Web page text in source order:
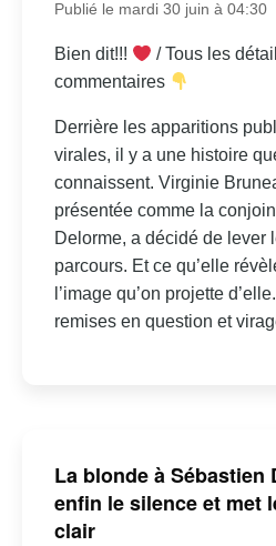
Publié le mardi 30 juin à 04:30
Bien dit!!!
/ Tous les
commentaires
Derrière les apparitions
virales, il y a une histoire
connaissent. Virginie
présentée comme la
Delorme, a décidé de lever
parcours. Et ce qu’elle
l’image qu’on projette
remises en question et
La blonde à Sébastien
enfin le silence et met
clair